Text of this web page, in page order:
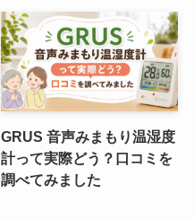
GRUS 音声みまもり温湿度
計って実際どう？口コミを
調べてみました